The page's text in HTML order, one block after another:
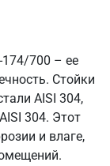
174/700 – ее
Стойки
AISI 304,
304. Этот
и влаге,